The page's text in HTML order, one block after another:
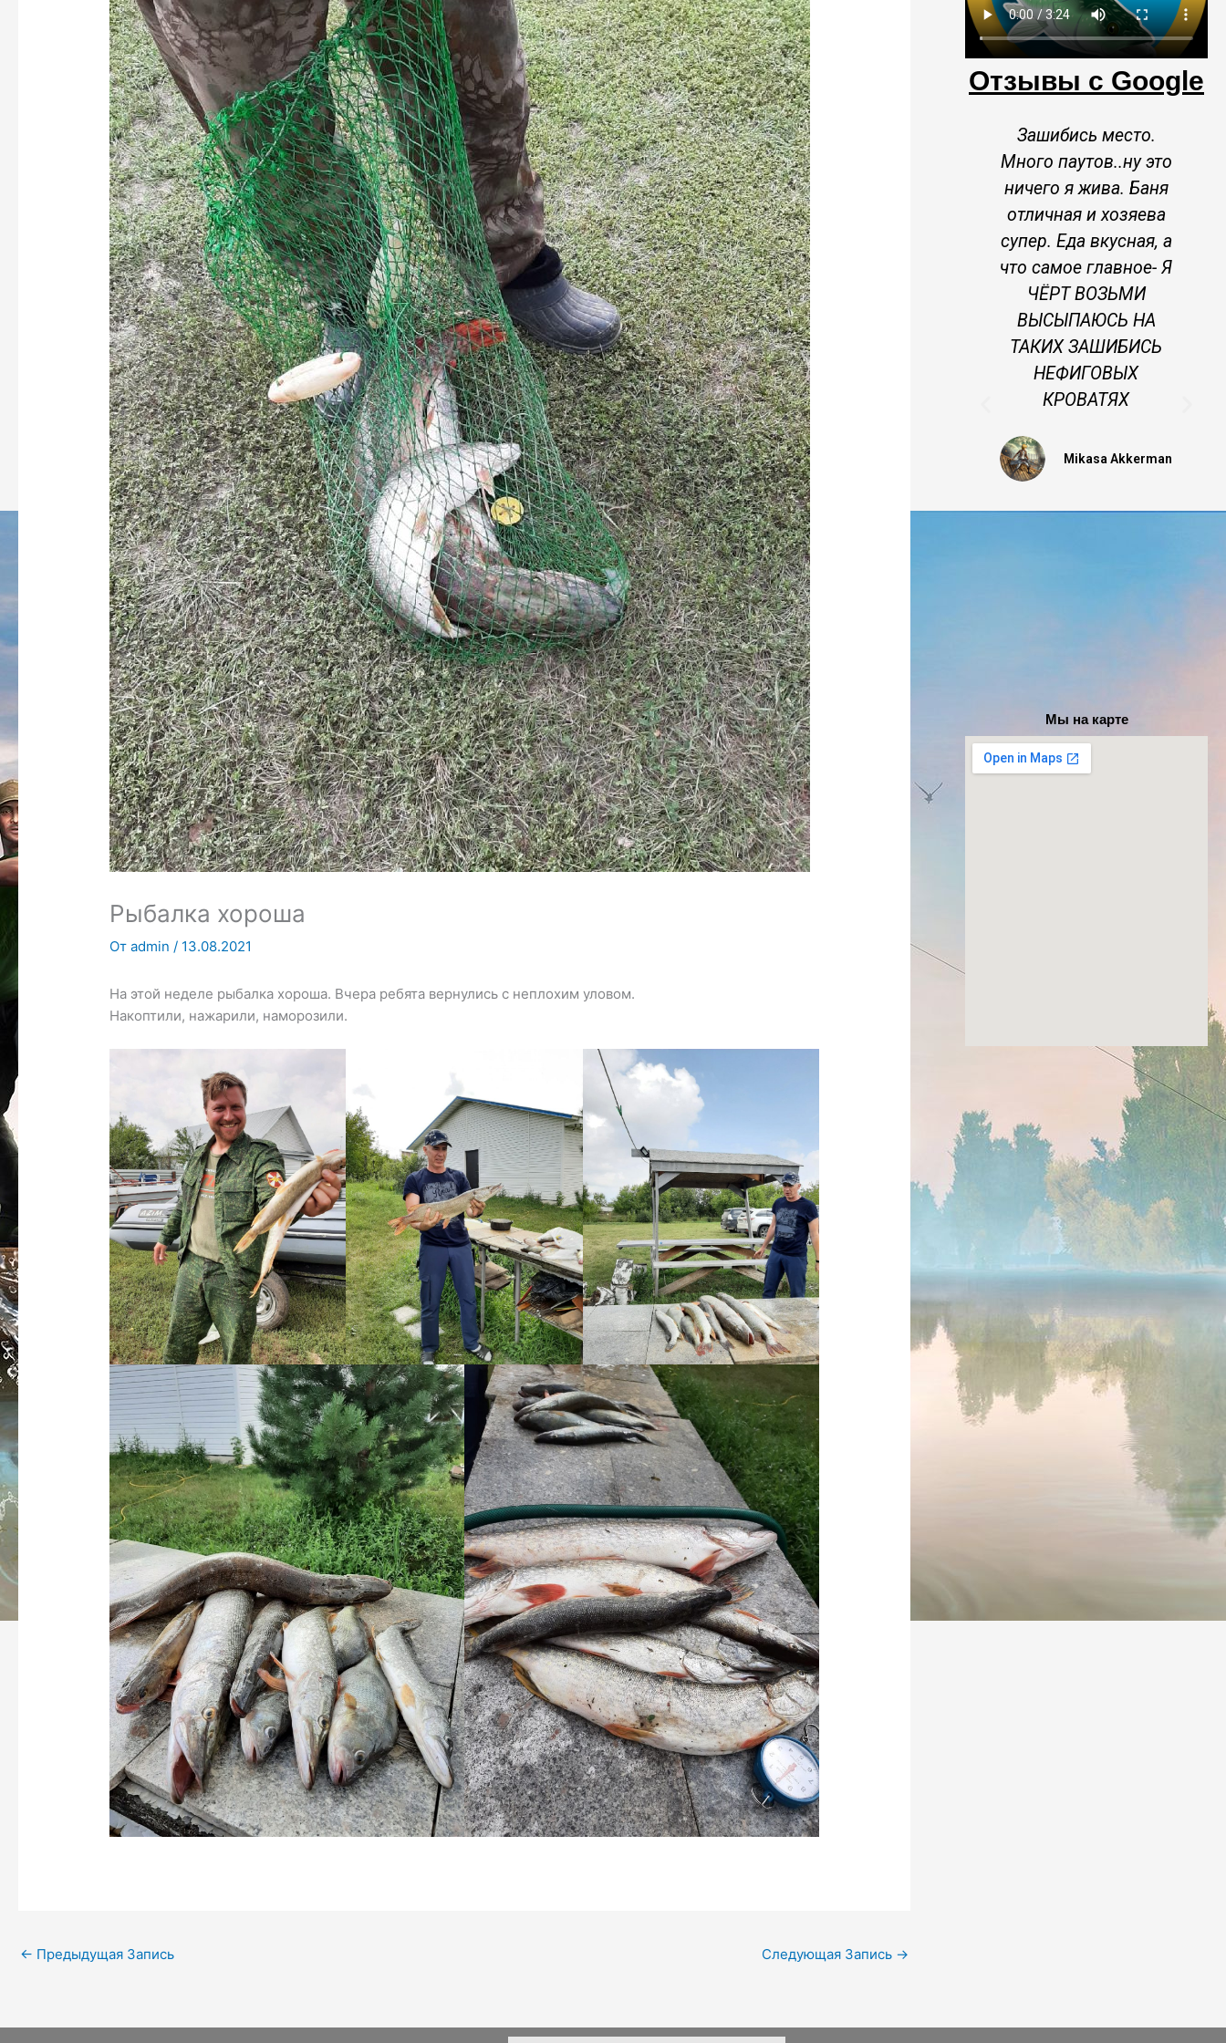
Рыбалка хороша
Отadmin/ 13.08.2021
На этой неделе рыбалка хороша. Вчера ребята вернулись с неплохим уловом.
Накоптили, нажарили, наморозили.
← Предыдущая Запись Следующая Запись →
Отзывы с Google
Отличное место для
отдыха и рыбалки.
Очень приятные и
общительные хозяева.
Комфортные условия.
Отдыхали двумя
семьями с детьми.
Могу смело
советовать для
посещения.
Антон А.
18.08.2019
Зашибись место.
Много паутов..ну это
ничего я жива. Баня
отличная и хозяева
супер. Еда вкусная, а
что самое главное- Я
ЧЁРТ ВОЗЬМИ
ВЫСЫПАЮСЬ НА
ТАКИХ ЗАШИБИСЬ
НЕФИГОВЫХ
КРОВАТЯХ
Отличное место для
любителей рыбалки.
Были в 2018 и
собираемся вновь в
этом году. Только
положительные
эмоции
Ангелина С
Мы на карте